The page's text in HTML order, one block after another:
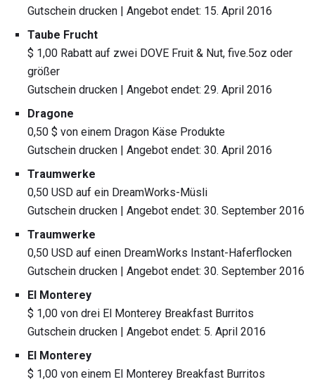
Gutschein drucken | Angebot endet: 15. April 2016
Taube Frucht
$ 1,00 Rabatt auf zwei DOVE Fruit & Nut, five.5oz oder
größer
Gutschein drucken | Angebot endet: 29. April 2016
Dragone
0,50 $ von einem Dragon Käse Produkte
Gutschein drucken | Angebot endet: 30. April 2016
Traumwerke
0,50 USD auf ein DreamWorks-Müsli
Gutschein drucken | Angebot endet: 30. September 2016
Traumwerke
0,50 USD auf einen DreamWorks Instant-Haferflocken
Gutschein drucken | Angebot endet: 30. September 2016
El Monterey
$ 1,00 von drei El Monterey Breakfast Burritos
Gutschein drucken | Angebot endet: 5. April 2016
El Monterey
$ 1,00 von einem El Monterey Breakfast Burritos